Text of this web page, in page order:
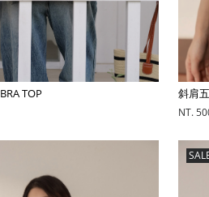
TOP 斜肩
NT.